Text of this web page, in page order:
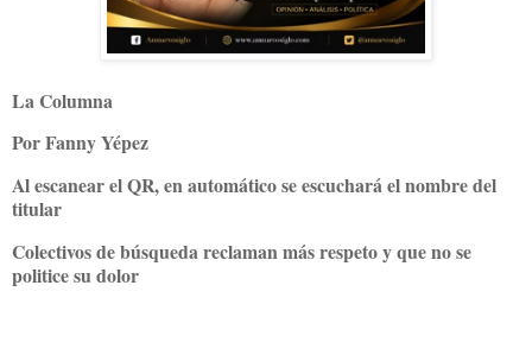
La Columna
Por Fanny Yépez
Al escanear el QR, en automático se escuchará el nombre del
titular
Colectivos de búsqueda reclaman más respeto y que no se
politice su dolor